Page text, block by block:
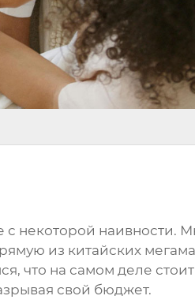
с некоторой наивности.
из китайских
что на самом деле
свой бюджет.